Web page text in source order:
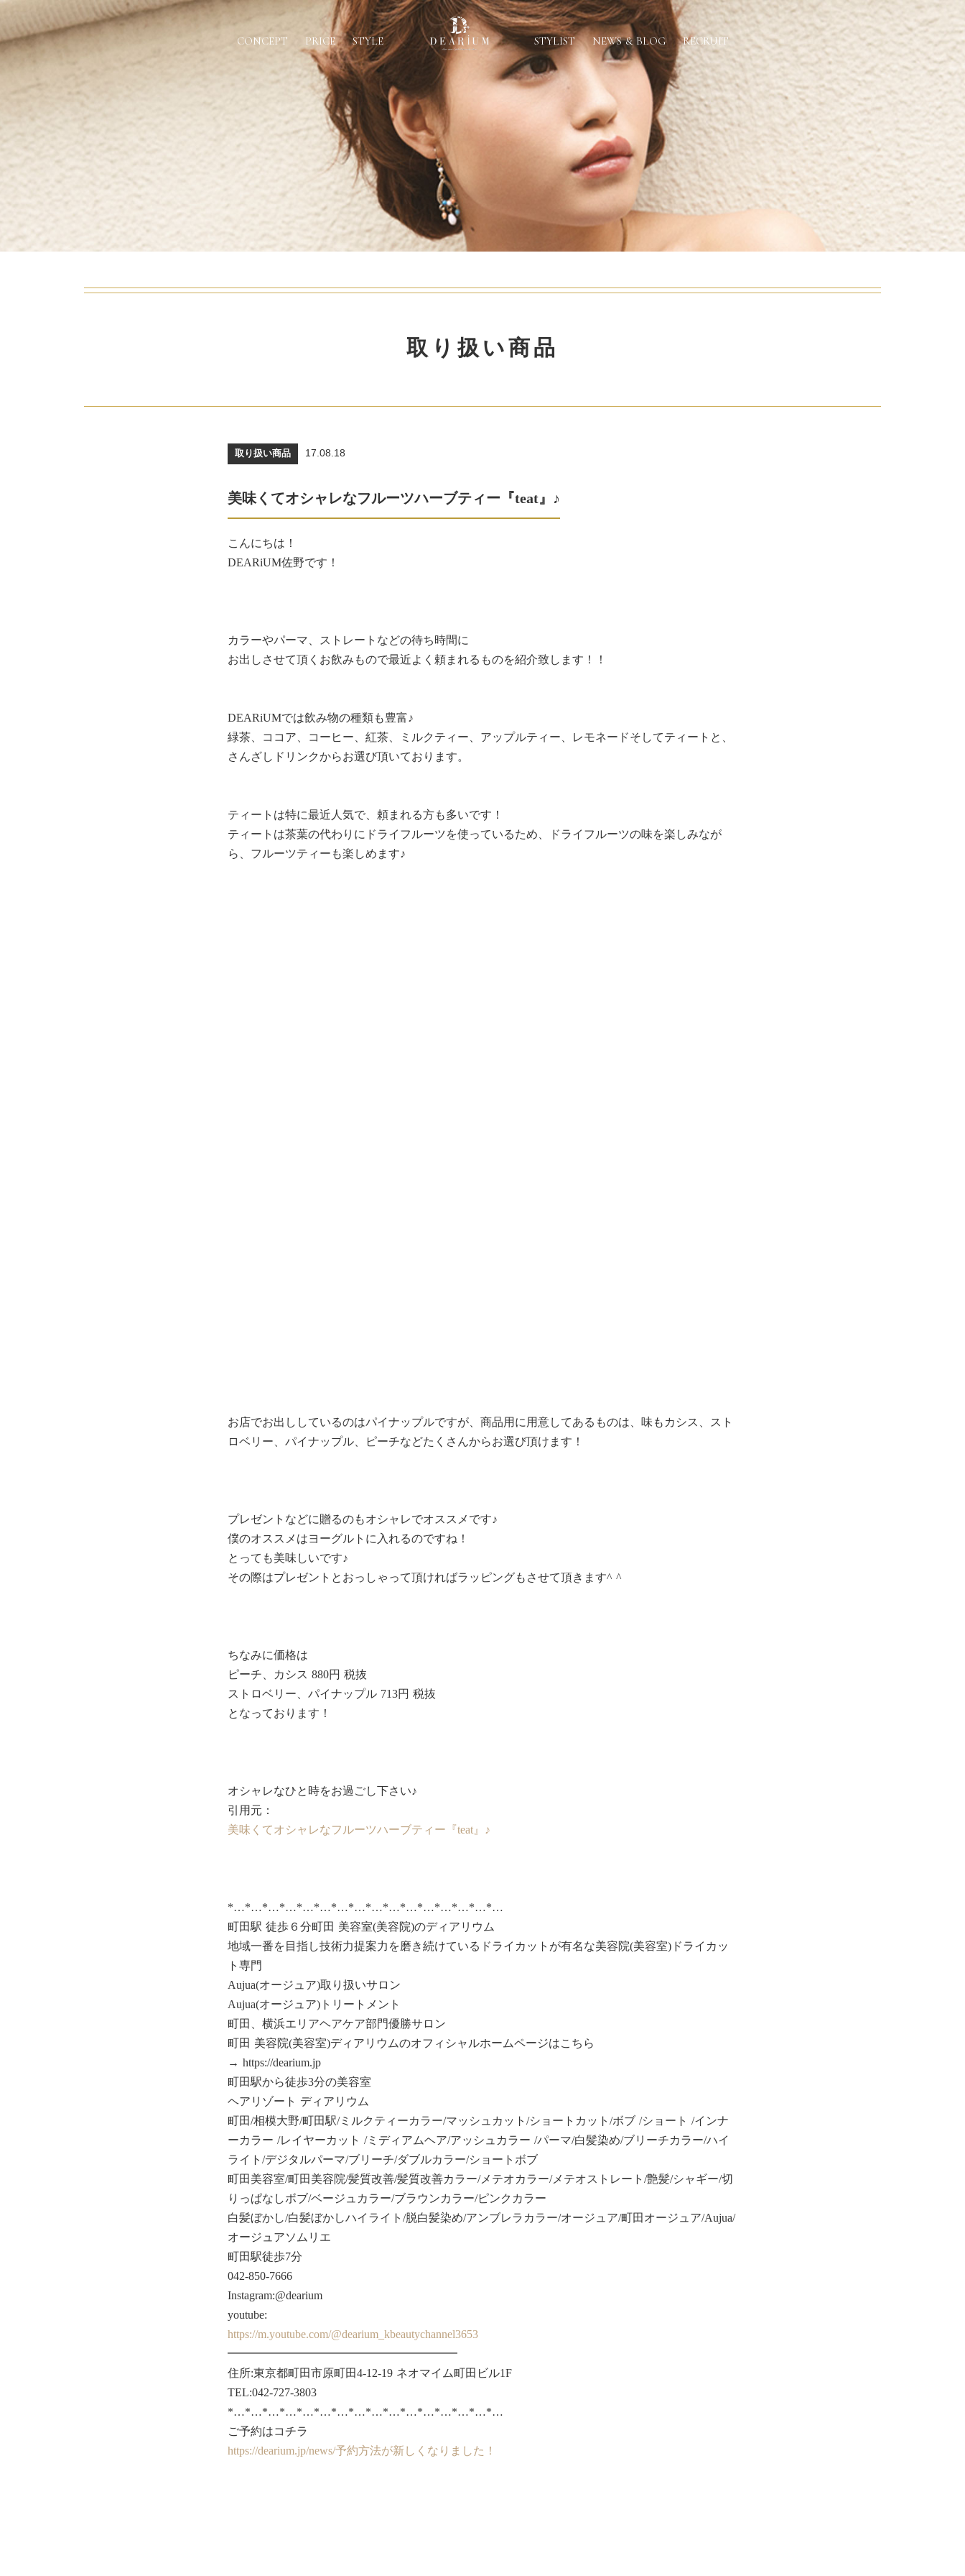
CONCEPT PRICE STYLE STYLIST NEWS & BLOG RECRUIT
取り扱い商品
取り扱い商品 17.08.18
美味くてオシャレなフルーツハーブティー『teat』♪
こんにちは！
DEARiUM佐野です！
カラーやパーマ、ストレートなどの待ち時間に
お出しさせて頂くお飲みもので最近よく頼まれるものを紹介致します！！
DEARiUMでは飲み物の種類も豊富♪
緑茶、ココア、コーヒー、紅茶、ミルクティー、アップルティー、レモネードそしてティートと、
さんざしドリンクからお選び頂いております。
ティートは特に最近人気で、頼まれる方も多いです！
ティートは茶葉の代わりにドライフルーツを使っているため、ドライフルーツの味を楽しみなが
ら、フルーツティーも楽しめます♪
お店でお出ししているのはパイナップルですが、商品用に用意してあるものは、味もカシス、スト
ロベリー、パイナップル、ピーチなどたくさんからお選び頂けます！
プレゼントなどに贈るのもオシャレでオススメです♪
僕のオススメはヨーグルトに入れるのですね！
とっても美味しいです♪
その際はプレゼントとおっしゃって頂ければラッピングもさせて頂きます^ ^
ちなみに価格は
ピーチ、カシス 880円 税抜
ストロベリー、パイナップル 713円 税抜
となっております！
オシャレなひと時をお過ごし下さい♪
引用元：
美味くてオシャレなフルーツハーブティー『teat』♪
*…*…*…*…*…*…*…*…*…*…*…*…*…*…*…*…
町田駅 徒歩６分町田 美容室(美容院)のディアリウム
地域一番を目指し技術力提案力を磨き続けているドライカットが有名な美容院(美容室)ドライカッ
ト専門
Aujua(オージュア)取り扱いサロン
Aujua(オージュア)トリートメント
町田、横浜エリアヘアケア部門優勝サロン
町田 美容院(美容室)ディアリウムのオフィシャルホームページはこちら
→ https://dearium.jp
町田駅から徒歩3分の美容室
ヘアリゾート ディアリウム
町田/相模大野/町田駅/ミルクティーカラー/マッシュカット/ショートカット/ボブ /ショート /インナ
ーカラー /レイヤーカット /ミディアムヘア/アッシュカラー /パーマ/白髪染め/ブリーチカラー/ハイ
ライト/デジタルパーマ/ブリーチ/ダブルカラー/ショートボブ
町田美容室/町田美容院/髪質改善/髪質改善カラー/メテオカラー/メテオストレート/艶髪/シャギー/切
りっぱなしボブ/ベージュカラー/ブラウンカラー/ピンクカラー
白髪ぼかし/白髪ぼかしハイライト/脱白髪染め/アンブレラカラー/オージュア/町田オージュア/Aujua/
オージュアソムリエ
町田駅徒歩7分
042-850-7666
Instagram:@dearium
youtube:
https://m.youtube.com/@dearium_kbeautychannel3653
━━━━━━━━━━━━━━━━━━━━
住所:東京都町田市原町田4-12-19 ネオマイム町田ビル1F
TEL:042-727-3803
*…*…*…*…*…*…*…*…*…*…*…*…*…*…*…*…
ご予約はコチラ
https://dearium.jp/news/予約方法が新しくなりました！